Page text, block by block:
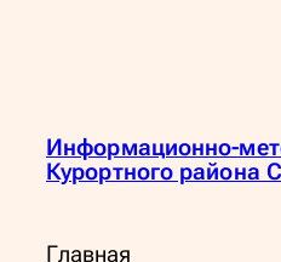
Информационно-
Курортного района
Главная